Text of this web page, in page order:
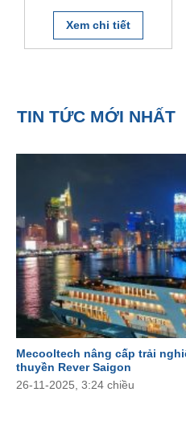
29,450,000₫.
27,000,000₫.
Xem chi tiết
TIN TỨC MỚI NHẤT
Mecooltech nâng cấp trải
thuyền Rever Saigon
26-11-2025, 3:24 chiều